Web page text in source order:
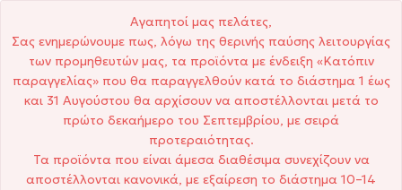
Αγαπητοί μας πελάτες,
Σας ενημερώνουμε πως, λόγω της θερινής παύσης λειτουργίας
των προμηθευτών μας, τα προϊόντα με ένδειξη «Κατόπιν
παραγγελίας» που θα παραγγελθούν κατά το διάστημα 1 έως
και 31 Αυγούστου θα αρχίσουν να αποστέλλονται μετά το
πρώτο δεκαήμερο του Σεπτεμβρίου, με σειρά
προτεραιότητας.
Τα προϊόντα που είναι άμεσα διαθέσιμα συνεχίζουν να
αποστέλλονται κανονικά, με εξαίρεση το διάστημα 10–14